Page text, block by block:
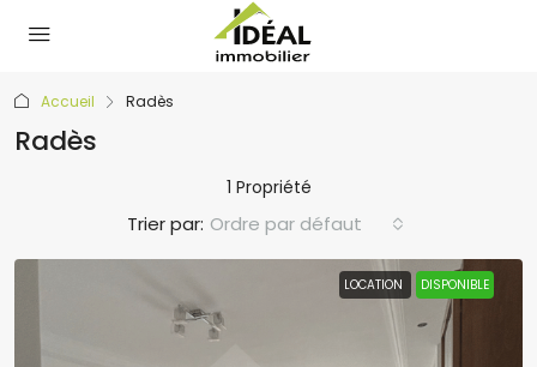
Accueil Radès
Radès
1 Propriété
Trier par: Ordre par défaut
LOCATION DISPONIBLE